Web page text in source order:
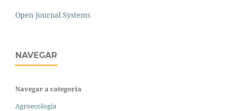
Open Journal Systems
NAVEGAR
Navegar a categoria
Agroecologia